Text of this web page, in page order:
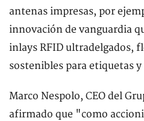
antenas impresas, por
innovación de vanguardia
inlays RFID ultradelgados,
sostenibles para etiquetas
Marco Nespolo, CEO del
afirmado que "como